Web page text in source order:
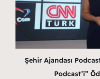
Şehir Ajandası
Podcast’i”